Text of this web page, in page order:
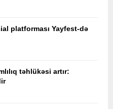
platforması Yayfest-də
təhlükəsi artır: